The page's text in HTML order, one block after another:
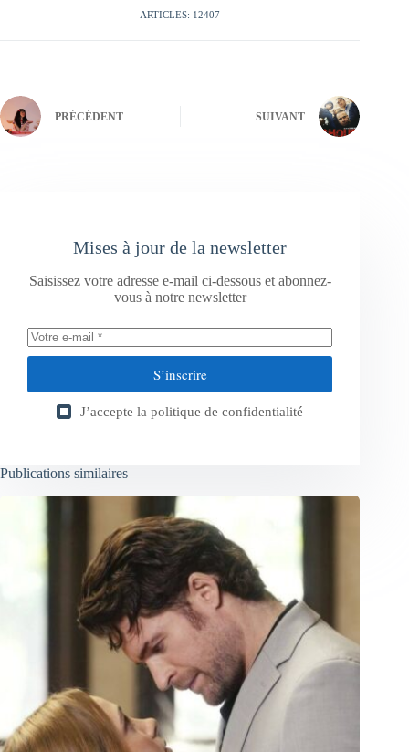
ARTICLES: 12407
PRÉCÉDENT SUIVANT
Mises à jour de la newsletter
Saisissez votre adresse e-mail ci-dessous et abonnez-
vous à notre newsletter
S’inscrire
J’accepte la politique de confidentialité
Publications similaires